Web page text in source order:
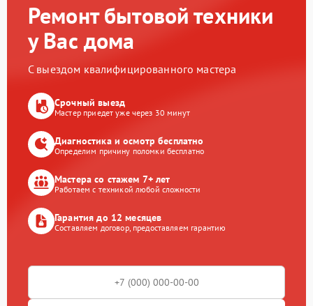
Ремонт бытовой техники
у Вас дома
С выездом квалифицированного мастера
Срочный выезд
Мастер приедет уже через 30 минут
Диагностика и осмотр бесплатно
Определим причину поломки бесплатно
Мастера со стажем 7+ лет
Работаем с техникой любой сложности
Гарантия до 12 месяцев
Составляем договор, предоставляем гарантию